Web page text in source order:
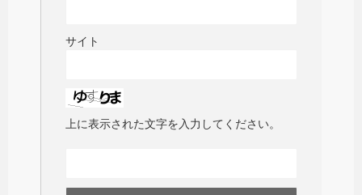
サイト
上に表示された文字を入力してください。